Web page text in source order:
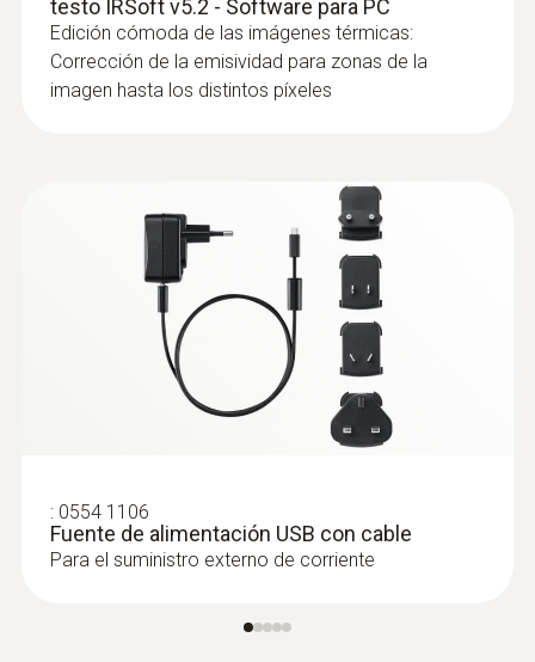
tubería mediante la cámara termográfica
sin dañar innecesariamente paredes o
suelos
del revoque
Localización de fugas en
tejados planos
Detección de zonas húmedas en tejados:
zonas en el tejado que presentan
acumulaciones de humedad o daños en el
aislamiento mediante las diferencias de
testo IRSoft v5.2 - Software para PC
Edición cómoda de las imágenes térmicas:
Corrección de la emisividad para zonas de la
imagen hasta los distintos píxeles
: 0554 1106
Fuente de alimentación USB con cable
Para el suministro externo de corriente